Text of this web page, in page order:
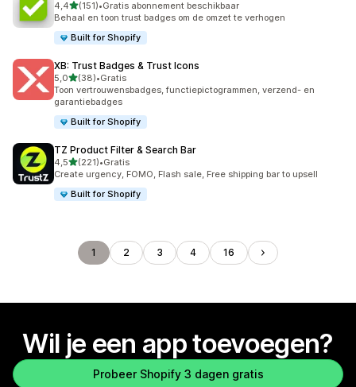
4,4van 5 sterren
(151)
151 recensies in totaal
•Gratis abonnement beschikbaar
Behaal en toon trust badges om de omzet te verhogen
Built for Shopify
XB: Trust Badges & Trust Icons
5,0van 5 sterren
(38)
38 recensies in totaal
•Gratis
Toon vertrouwensbadges, functiepictogrammen, verzend- en
garantiebadges
Built for Shopify
TZ Product Filter & Search Bar
4,5van 5 sterren
(221)
221 recensies in totaal
•Gratis
Create urgency, FOMO, Flash sale, Free shipping bar to upsell
Built for Shopify
1 2 3 4 16
Wil je een app toevoegen?
Probeer Shopify 3 dagen gratis